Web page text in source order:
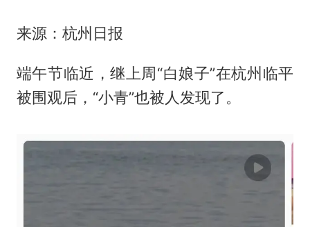
来源：杭州日报
端午节临近，继上周“白娘子”在杭州临平
被围观后，“小青”也被人发现了。